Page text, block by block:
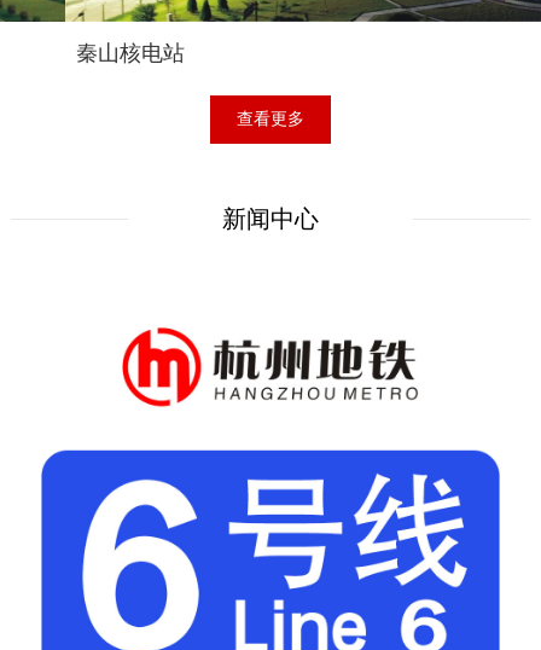
秦山核电站
查看更多
新闻中心